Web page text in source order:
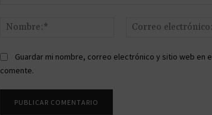
Nombre:*
Guardar mi nombre, correo electrónico y sitio web en
comente.